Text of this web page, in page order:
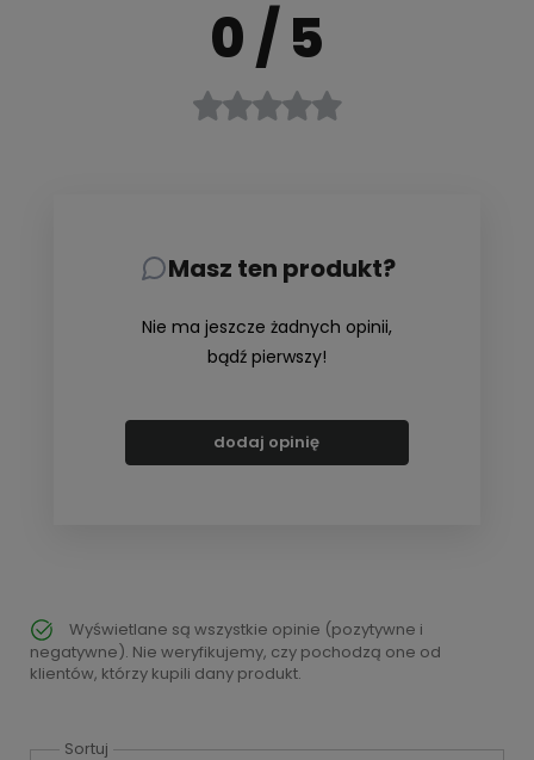
0/ 5
Masz ten produkt?
Nie ma jeszcze żadnych opinii,
bądź pierwszy!
dodaj opinię
Wyświetlane są wszystkie opinie (pozytywne i
negatywne). Nie weryfikujemy, czy pochodzą one od
klientów, którzy kupili dany produkt.
Sortuj